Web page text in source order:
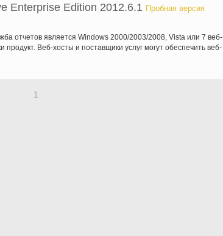
Enterprise Edition 2012.6.1 Пробная версия
отчетов является Windows 2000/2003/2008, Vista или 7 веб-
продукт. Веб-хосты и поставщики услуг могут обеспечить веб-
1